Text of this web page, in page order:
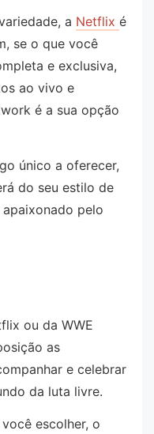
a Netflix é
se o que você
e exclusiva,
ao vivo e
é a sua opção
único a oferecer,
do seu estilo de
pelo
ou da WWE
as
e celebrar
da luta livre.
escolher, o